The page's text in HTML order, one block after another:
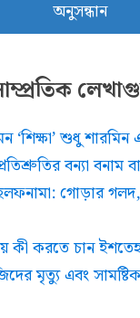
‘শিক্ষা’ শুধু শারমিন
বন্যা বনাম
হলফনামা: গোড়ার
কী করতে চান
মৃত্যু এবং